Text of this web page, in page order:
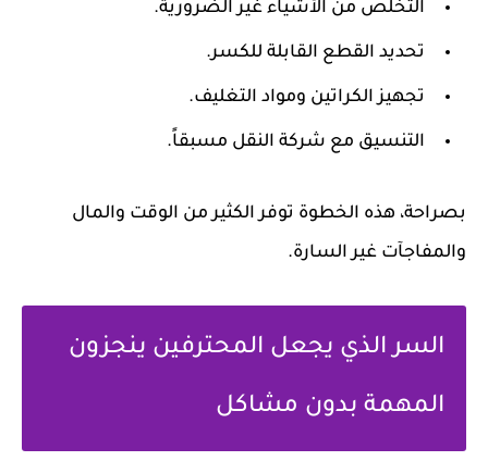
التخلص من الأشياء غير الضرورية.
تحديد القطع القابلة للكسر.
تجهيز الكراتين ومواد التغليف.
التنسيق مع شركة النقل مسبقاً.
بصراحة، هذه الخطوة توفر الكثير من الوقت والمال
والمفاجآت غير السارة.
السر الذي يجعل المحترفين ينجزون
المهمة بدون مشاكل